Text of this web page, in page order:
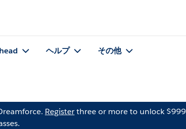
ヘルプ その他
Registerthree or more to unlock $999